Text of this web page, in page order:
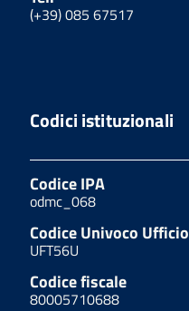
(+39) 085 67517
Codici istituzionali
Codice IPA
odmc_068
Codice Univoco Ufficio
UFT56U
Codice fiscale
80005710688